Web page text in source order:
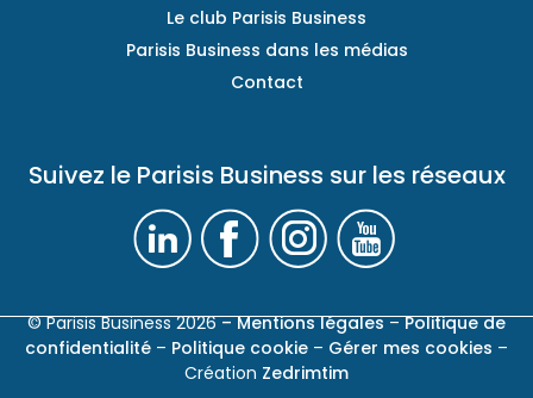
Le club Parisis Business
Parisis Business dans les médias
Contact
Suivez le Parisis Business sur les réseaux
© Parisis Business 2026– Mentions légales–Politique de
confidentialité – Politique cookie – Gérer mes cookies –
Création Zedrimtim